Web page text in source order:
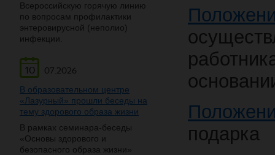
Всероссийскую горячую линию
по вопросам профилактики
энтеровирусной (неполио)
инфекции.
10
07.2026
В образовательном центре
«Лазурный» прошли беседы на
тему здорового образа жизни
В рамках семинара-беседы
«Основы здорового и
безопасного образа жизни»
подарка